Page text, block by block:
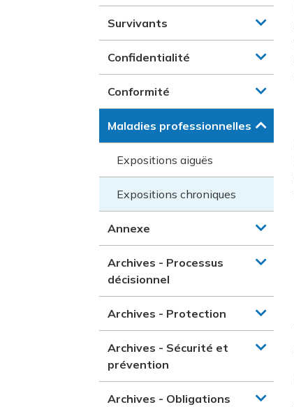
Survivants
Confidentialité
Conformité
Maladies professionnelles
Expositions aiguës
Expositions chroniques
Annexe
Archives - Processus
décisionnel
Archives - Protection
Archives - Sécurité et
prévention
Archives - Obligations